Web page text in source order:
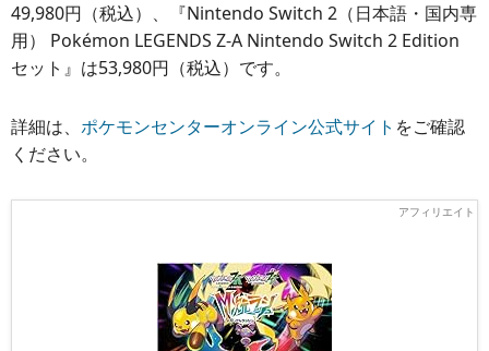
49,980円（税込）、『Nintendo Switch 2（日本語・国内専
用） Pokémon LEGENDS Z-A Nintendo Switch 2 Edition
セット』は53,980円（税込）です。
詳細は、 ポケモンセンターオンライン公式サイト をご確認
ください。